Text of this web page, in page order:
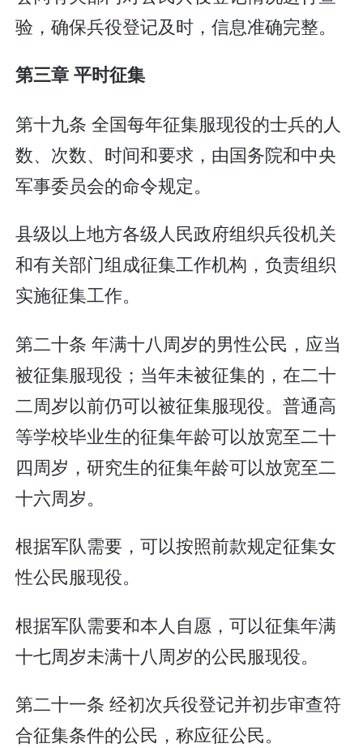
验，确保兵役登记及时，信息准确完整。
第三章 平时征集
第十九条 全国每年征集服现役的士兵的人
数、次数、时间和要求，由国务院和中央
军事委员会的命令规定。
县级以上地方各级人民政府组织兵役机关
和有关部门组成征集工作机构，负责组织
实施征集工作。
第二十条 年满十八周岁的男性公民，应当
被征集服现役；当年未被征集的，在二十
二周岁以前仍可以被征集服现役。普通高
等学校毕业生的征集年龄可以放宽至二十
四周岁，研究生的征集年龄可以放宽至二
十六周岁。
根据军队需要，可以按照前款规定征集女
性公民服现役。
根据军队需要和本人自愿，可以征集年满
十七周岁未满十八周岁的公民服现役。
第二十一条 经初次兵役登记并初步审查符
合征集条件的公民，称应征公民。